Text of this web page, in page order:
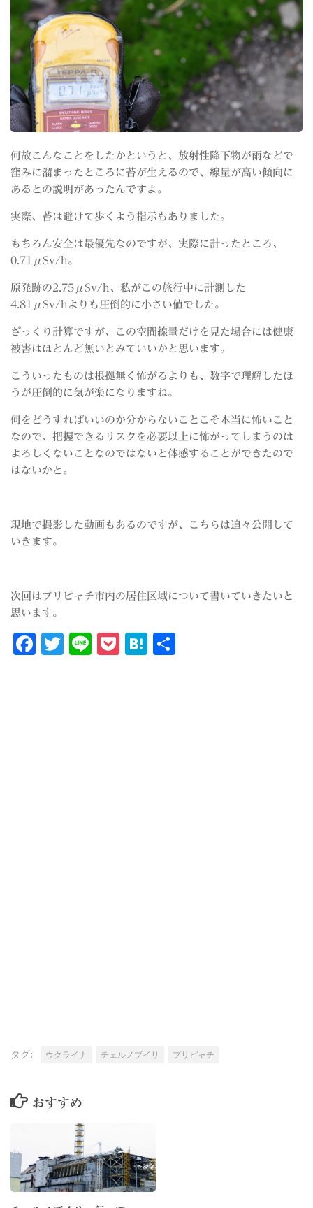
何故こんなことをしたかというと、放射性降下物が雨などで
窪みに溜まったところに苔が生えるので、線量が高い傾向に
あるとの説明があったんですよ。
実際、苔は避けて歩くよう指示もありました。
もちろん安全は最優先なのですが、実際に計ったところ、
0.71μSv/h。
原発跡の2.75μSv/h、私がこの旅行中に計測した
4.81μSv/hよりも圧倒的に小さい値でした。
ざっくり計算ですが、この空間線量だけを見た場合には健康
被害はほとんど無いとみていいかと思います。
こういったものは根拠無く怖がるよりも、数字で理解したほ
うが圧倒的に気が楽になりますね。
何をどうすればいいのか分からないことこそ本当に怖いこと
なので、把握できるリスクを必要以上に怖がってしまうのは
よろしくないことなのではないと体感することができたので
はないかと。
現地で撮影した動画もあるのですが、こちらは追々公開して
いきます。
次回はプリピャチ市内の居住区域について書いていきたいと
思います。
Facebook
Twitter
LinePocketHatena
タグ: ウクライナ チェルノブイリ プリピャチ
おすすめ